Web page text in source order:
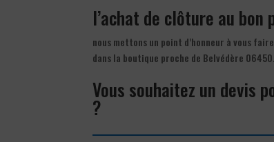
l’achat de clôture au
nous mettons un point d’honneur à vous
dans la boutique proche de Belvédère 06450.
Vous souhaitez un devis
?